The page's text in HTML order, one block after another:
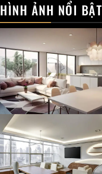
HÌNH ẢNH NỔI BẬT